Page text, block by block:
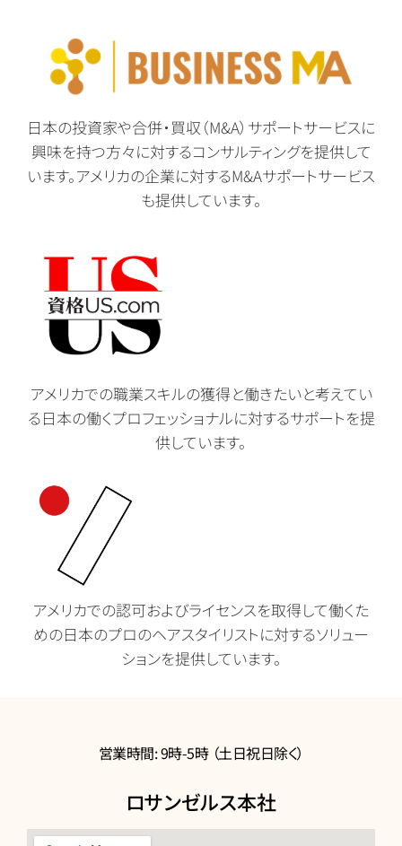
日本の投資家や合併・買収（M&A）サポートサービスに
興味を持つ方々に対するコンサルティングを提供して
います。アメリカの企業に対するM&Aサポートサービス
も提供しています。
アメリカでの職業スキルの獲得と働きたいと考えてい
る日本の働くプロフェッショナルに対するサポートを提
供しています。
アメリカでの認可およびライセンスを取得して働くた
めの日本のプロのヘアスタイリストに対するソリュー
ションを提供しています。
営業時間:9時-5時 （土日祝日除く）
ロサンゼルス本社